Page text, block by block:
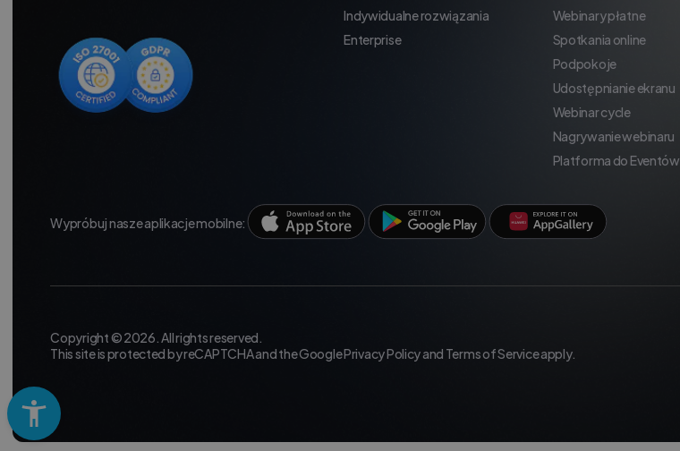
Indywidualne rozwiązania
Enterprise
Webinary płatne
Spotkania online
Podpokoje
Udostępnianie ekranu
Webinar cycle
Nagrywanie webinaru
Platforma do Eventów
Wypróbuj nasze aplikacje mobilne:
Copyright © 2026. All rights reserved.
This site is protected by reCAPTCHA and the GooglePrivacy Policyand Terms of Serviceapply.